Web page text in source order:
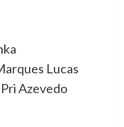
Lucas
Azevedo